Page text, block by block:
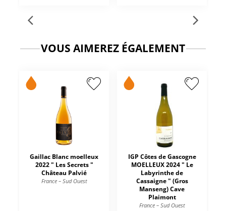
VOUS AIMEREZ ÉGALEMENT
Gaillac Blanc moelleux
2022 " Les Secrets "
Château Palvié
France – Sud Ouest
IGP Côtes de Gascogne
MOELLEUX 2024 " Le
Labyrinthe de
Cassaigne " (Gros
Manseng) Cave
Plaimont
France – Sud Ouest